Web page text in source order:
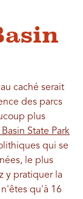
caché serait
des parcs
plus
State Park
qui se
le plus
y pratiquer la
qu'à 16